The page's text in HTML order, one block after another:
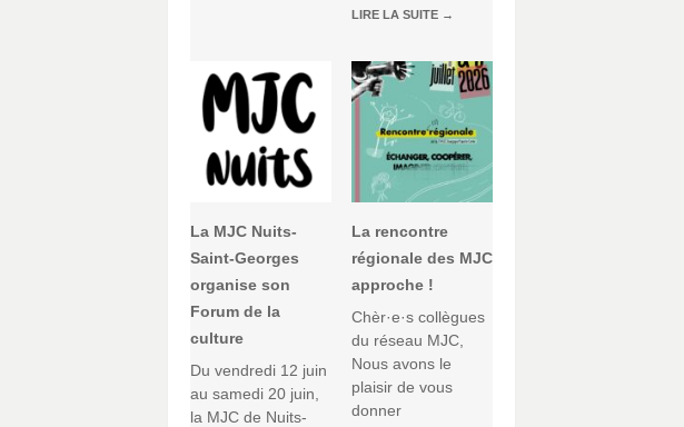
LIRE LA SUITE →
La MJC Nuits-
Saint-Georges
organise son
Forum de la
culture
Du vendredi 12 juin
au samedi 20 juin,
la MJC de Nuits-
La rencontre
régionale des MJC
approche !
Chèr·e·s collègues
du réseau MJC,
Nous avons le
plaisir de vous
donner